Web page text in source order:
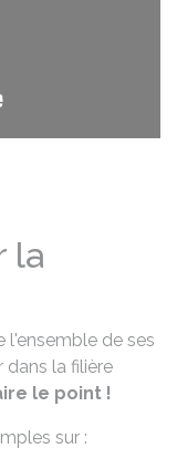
la
l'ensemble de ses
dans la filière
le point !
sur :